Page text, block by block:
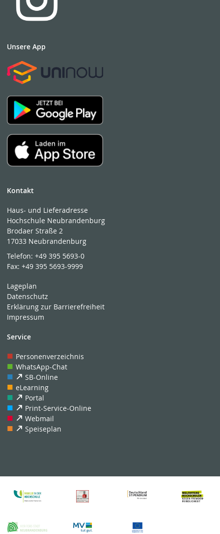
Unsere App
Kontakt
Haus- und Lieferadresse
Hochschule Neubrandenburg
Brodaer Straße 2
17033 Neubrandenburg
Telefon:+49 395 5693-0
Fax:+49 395 5693-9999
Lageplan
Datenschutz
Erklärung zur Barrierefreiheit
Impressum
Service
Personenverzeichnis
WhatsApp-Chat
SB-Online
eLearning
Portal
Print-Service-Online
Webmail
Speiseplan